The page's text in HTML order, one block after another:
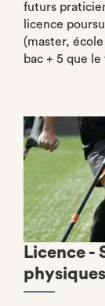
futurs
licence
(master,
bac + 5 que
Licence -